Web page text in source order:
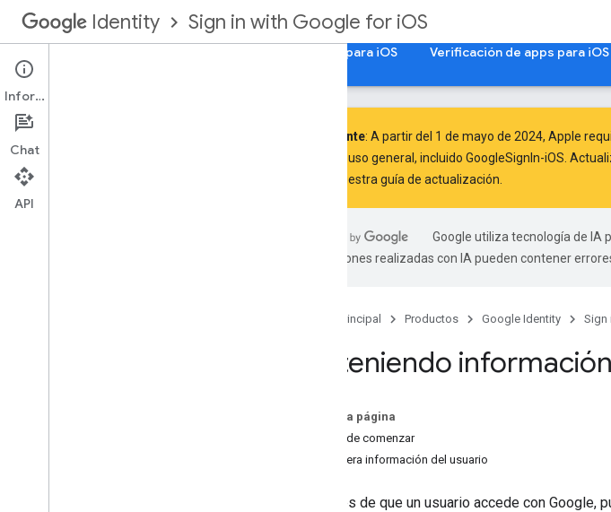
Identity Sign in with Google for iOS
Autorización de la Cuenta de Google para iOS Verificación de apps para iOS
Agrega Acceder con Google a tu
Importante: A partir del 1 de mayo de 2024, Apple
SDKs de uso general, incluido GoogleSignIn-iOS.
nuestra guía de actualización
Google utiliza tecnología de IA
traducciones realizadas con IA pueden contener
Página principal Productos Google Identity Sign
Obteniendo
En esta página
Antes de comenzar
Recupera información del usuario
Después de que un usuario accede con
Información
Chat
API